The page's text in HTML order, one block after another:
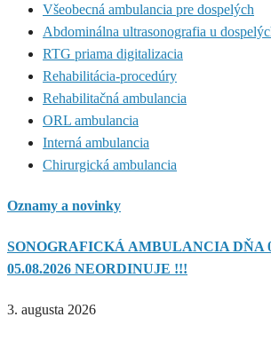
Všeobecná ambulancia pre dospelých
Abdominálna ultrasonografia u
RTG priama digitalizacia
Rehabilitácia-procedúry
Rehabilitačná ambulancia
ORL ambulancia
Interná ambulancia
Chirurgická ambulancia
Oznamy a novinky
SONOGRAFICKÁ AMBULANCIA DŇA
05.08.2026 NEORDINUJE !!!
3. augusta 2026